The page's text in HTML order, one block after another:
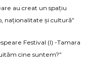
au creat un spațiu
naționalitate și cultură”
Festival (I) -Tamara
cine suntem?”